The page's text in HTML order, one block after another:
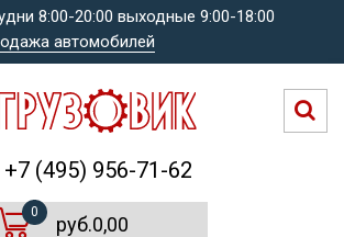
8:00-20:00 выходные 9:00-18:00
автомобилей
+7 (495) 956-71-62
0
руб.0,00